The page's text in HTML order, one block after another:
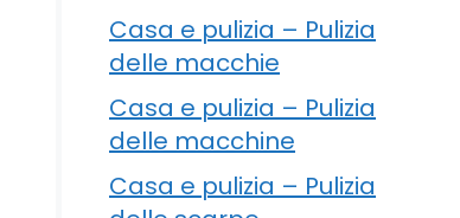
Casa e pulizia – Pulizia
delle macchie
Casa e pulizia – Pulizia
delle macchine
Casa e pulizia – Pulizia